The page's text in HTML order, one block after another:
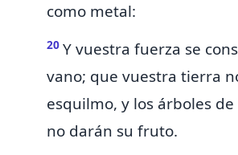
como metal:
20 Yvuestra fuerza se
vano; que vuestra tierra
esquilmo, y los árboles
no darán su fruto.